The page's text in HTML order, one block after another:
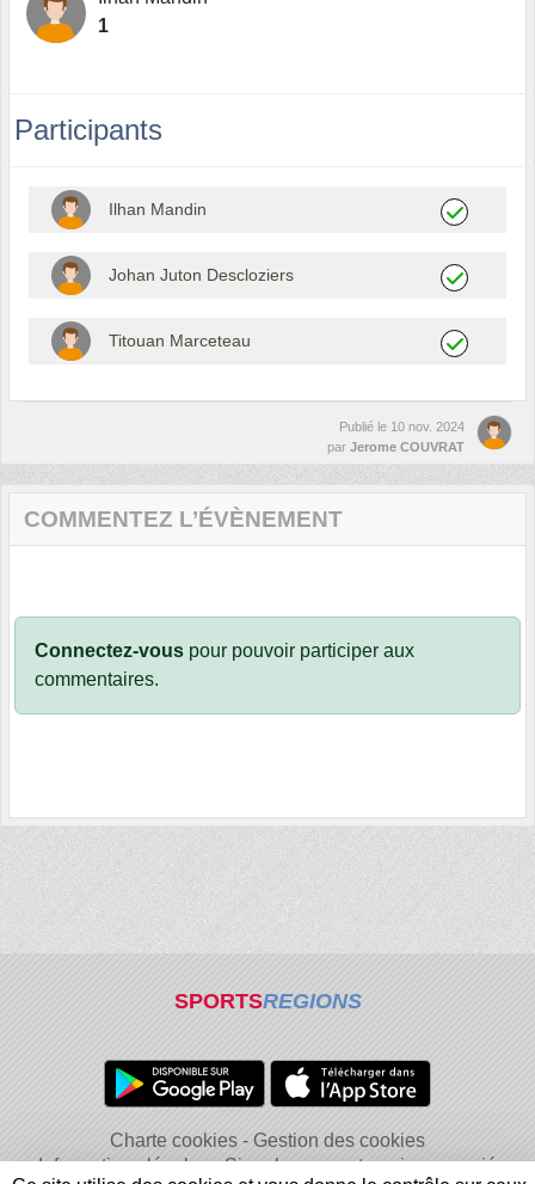
1
Participants
Ilhan Mandin
Johan Juton Descloziers
Titouan Marceteau
Publié le 10 nov. 2024
par Jerome COUVRAT
COMMENTEZ L’ÉVÈNEMENT
Connectez-vous pour pouvoir participer aux
commentaires.
SPORTSREGIONS
Charte cookies
Gestion des cookies
Informations légales
Signaler un contenu inapproprié